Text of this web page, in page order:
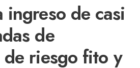
ingreso de casi
de
riesgo fito y